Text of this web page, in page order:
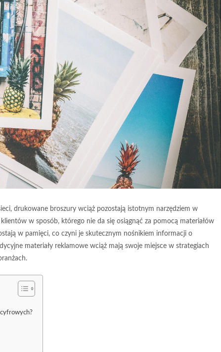
drukowane broszury wciąż pozostają istotnym narzędziem w
w sposób, którego nie da się osiągnąć za pomocą materiałów
w pamięci, co czyni je skutecznym nośnikiem informacji o
materiały reklamowe wciąż mają swoje miejsce w strategiach